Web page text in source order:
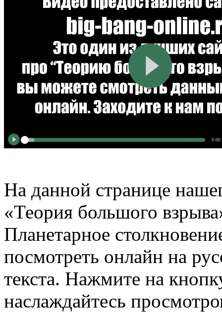
0:00
На данной странице
«Теория большого
Планетарное
посмотреть онлайн на
текста. Нажмите на
наслаждайтесь